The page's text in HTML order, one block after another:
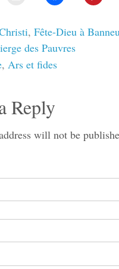
, Fête-Dieu à
des Pauvres
, Ars et fides
Reply
will not be